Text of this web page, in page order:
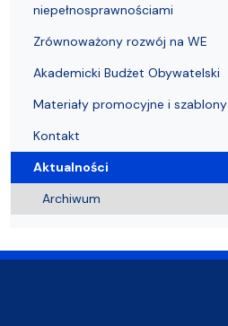
niepełnosprawnościami
Zrównoważony rozwój na WE
Akademicki Budżet Obywatelski
Materiały promocyjne i szablony
Kontakt
Aktualności
Archiwum